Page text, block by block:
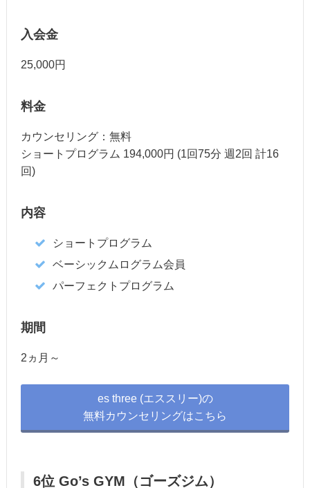
入会金
25,000円
料金
カウンセリング：無料
ショートプログラム 194,000円 (1回75分 週2回 計16
回)
内容
ショートプログラム
ベーシックムログラム会員
パーフェクトプログラム
期間
2ヵ月～
es three (エススリー)の
無料カウンセリングはこちら
6位 Go’s GYM（ゴーズジム）